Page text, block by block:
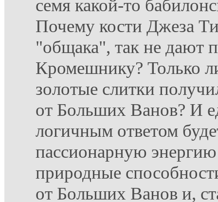
семя какой-то
Почему кости Джеза
"общака", так не дают
Кромешнику? Только
золотые слитки
от Больших Ванов? И
логичным ответом
пассионарную
природные
от Больших Ванов и,